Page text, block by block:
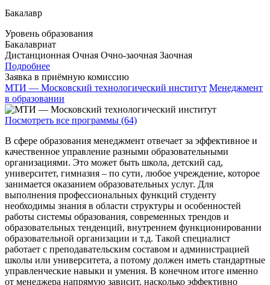
Бакалавр
Уровень образования
Бакалавриат
Дистанционная Очная Очно-заочная Заочная
Подробнее
Заявка в приёмную комиссию
МТИ — Московский технологический институт Менеджмент
в образовании
Посмотреть все программы (64)
В сфере образования менеджмент отвечает за эффективное и
качественное управление разными образовательными
организациями. Это может быть школа, детский сад,
университет, гимназия – по сути, любое учреждение, которое
занимается оказанием образовательных услуг. Для
выполнения профессиональных функций студенту
необходимы знания в области структуры и особенностей
работы системы образования, современных трендов и
образовательных тенденций, внутреннем функционировании
образовательной организации и т.д. Такой специалист
работает с преподавательским составом и администрацией
школы или университета, а потому должен иметь стандартные
управленческие навыки и умения. В конечном итоге именно
от менеджера напрямую зависит, насколько эффективно